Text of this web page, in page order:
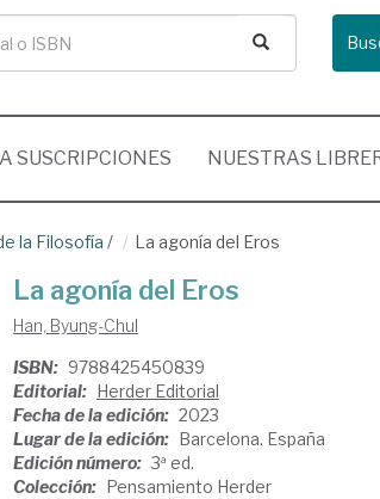
SUSCRIPCIONES NUESTRAS
la Filosofía / La agonía del Eros
La agonía del Eros
Han, Byung-Chul
ISBN: 9788425450839
Editorial: Herder Editorial
Fecha de la edición: 2023
Lugar de la edición: Barcelona. España
Edición número: 3ª ed.
Colección: Pensamiento Herder